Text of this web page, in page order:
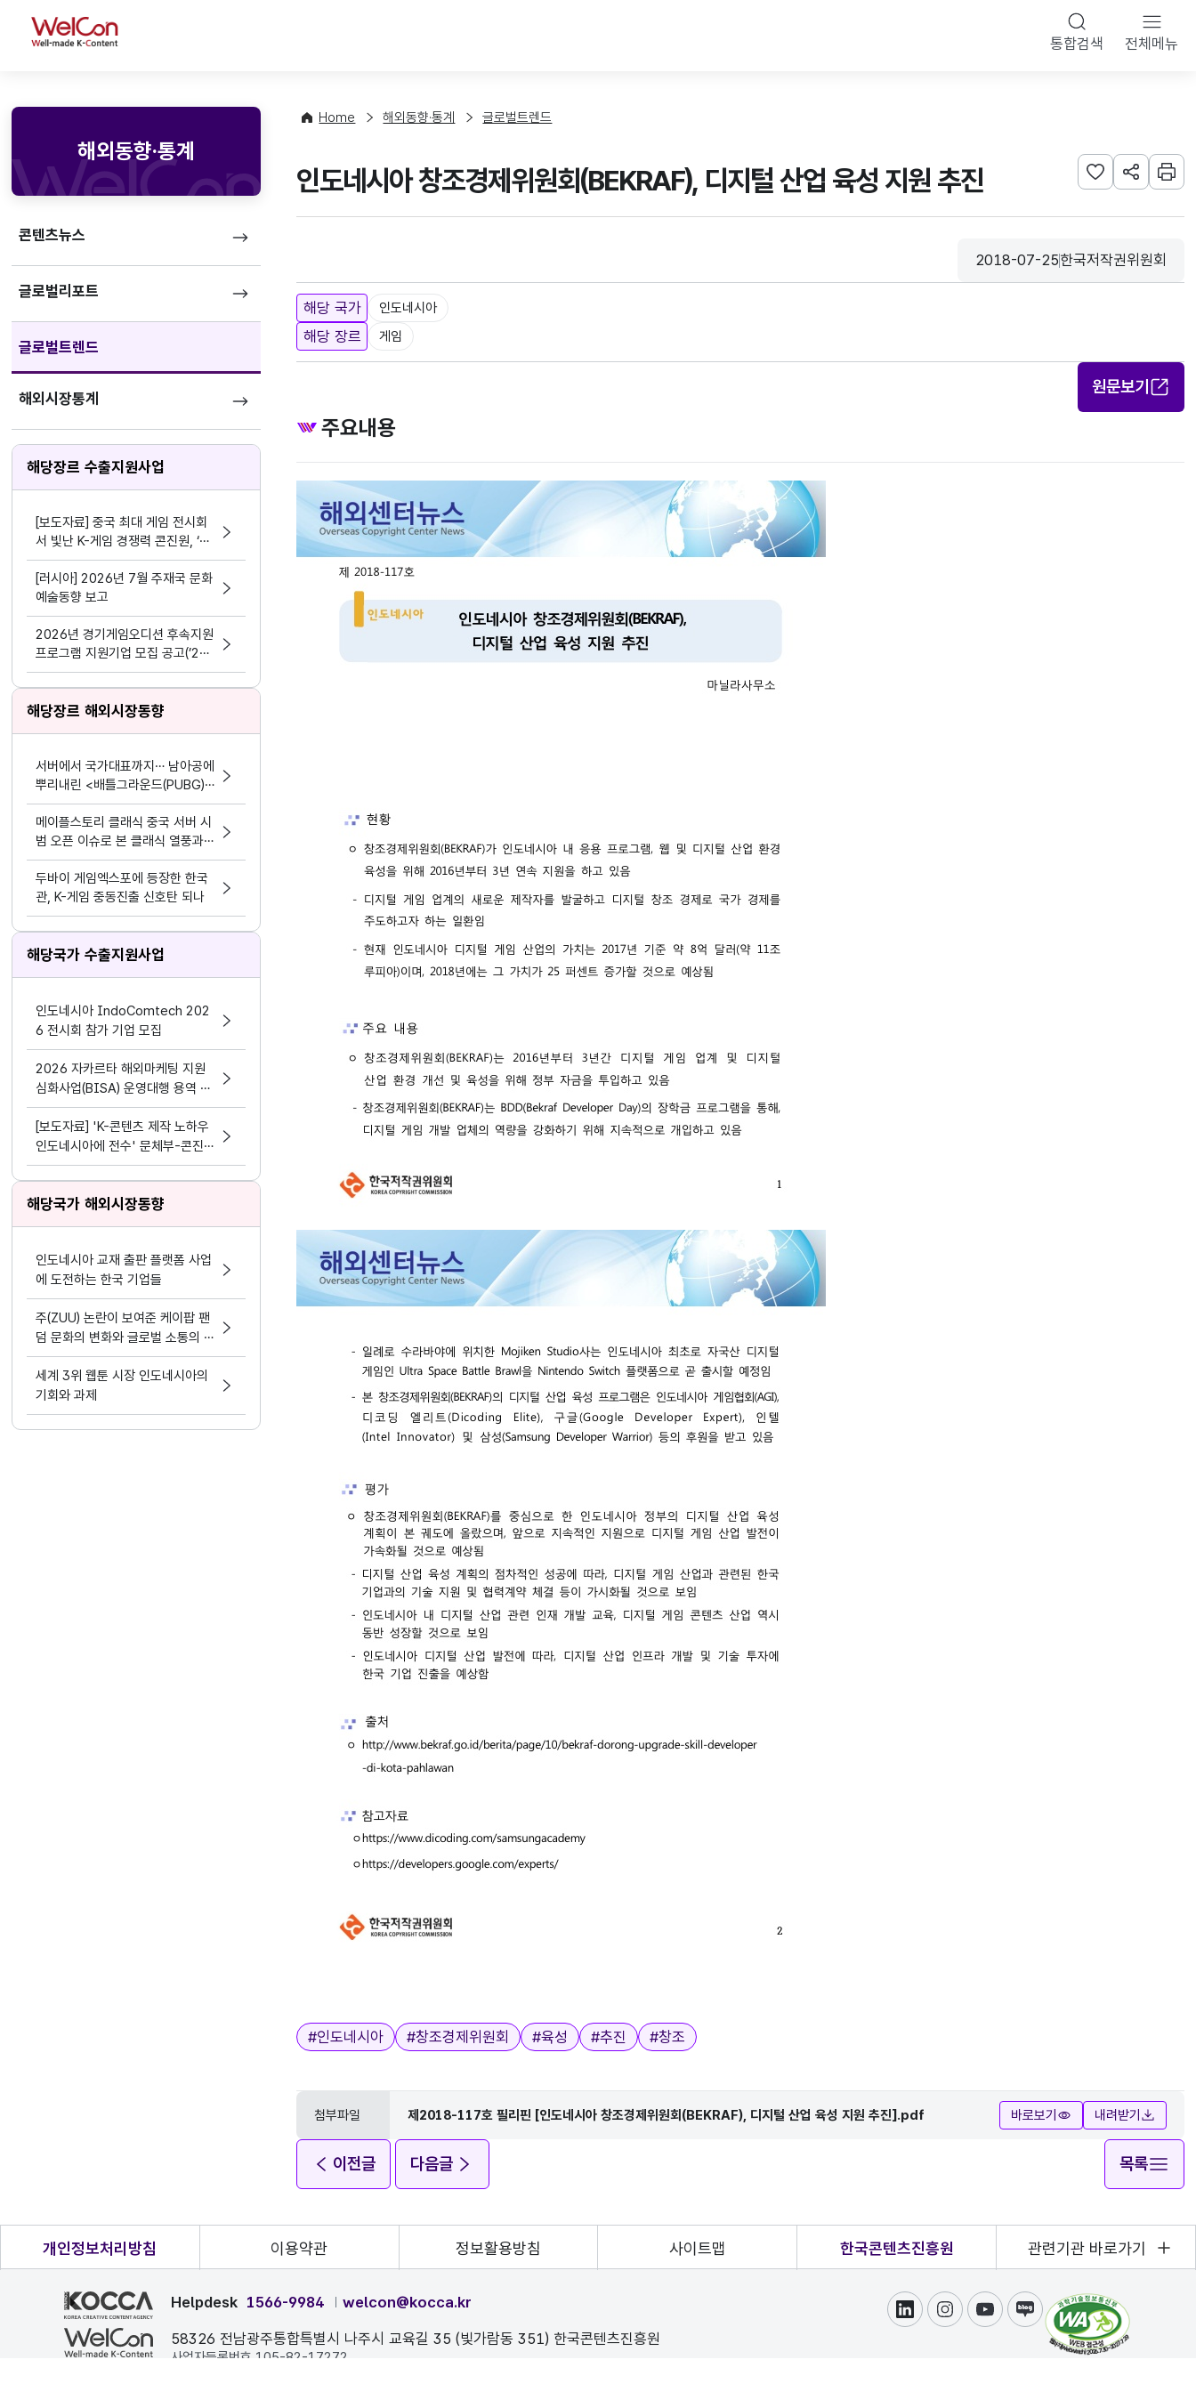
WelCon 통합검색 전체메뉴
해외동향·통계
콘텐츠뉴스
글로벌리포트
글로벌트렌드
해외시장통계
해당장르 수출지원사업
[보도자료] 중국 최대 게임 전시회
서 빛난 K-게임 경쟁력 콘진원, ‘차
이나조이 2026’ 한국공동관 성료
[러시아] 2026년 7월 주재국 문화
예술동향 보고
2026년 경기게임오디션 후속지원
프로그램 지원기업 모집 공고(’24
~’25년 선정기업 대상)
해당장르 해외시장동향
서버에서 국가대표까지… 남아공에
뿌리내린 <배틀그라운드(PUBG)
모바일>
메이플스토리 클래식 중국 서버 시
범 오픈 이슈로 본 클래식 열풍과
시의성
두바이 게임엑스포에 등장한 한국
관, K-게임 중동진출 신호탄 되나
해당국가 수출지원사업
인도네시아 IndoComtech 202
6 전시회 참가 기업 모집
2026 자카르타 해외마케팅 지원
심화사업(BISA) 운영대행 용역 입
찰 공고
[보도자료] 'K-콘텐츠 제작 노하우
인도네시아에 전수' 문체부-콘진
원, 인도네시아 마카사르에 '콘텐
츠 전문인력 양성센터' 개소
해당국가 해외시장동향
인도네시아 교재 출판 플랫폼 사업
에 도전하는 한국 기업들
주(ZUU) 논란이 보여준 케이팝 팬
덤 문화의 변화와 글로벌 소통의 필
요성
세계 3위 웹툰 시장 인도네시아의
기회와 과제
Home 해외동향·통계 글로벌트렌드
인도네시아 창조경제위원회(BEKRAF), 디지털 산업 육성 지원 추진 관심사 등록하기
URL 공유하
인쇄
등록일
2018-07-25
수집기관
한국저작권위원회
해당 국가 인도네시아
해당 장르 게임
원문보기
주요내용
태그
#인도네시아 #창조경제위원회 #육성 #추진 #창조
첨부파일 제2018-117호 필리핀 [인도네시아 창조경제위원회(BEKRAF), 디지털 산업 육성 지원 추진].pdf 바로보기 내려받기
이전글 다음글 목록
개인정보처리방침 이용약관 정보활용방침 사이트맵 한국콘텐츠진흥원 관련기관 바로가기
Helpdesk 1566-9984 welcon@kocca.kr
58326 전남광주통합특별시 나주시 교육길 35 (빛가람동 351) 한국콘텐츠진흥원
사업자등록번호 105-82-17272
링크드인인스타그램
유튜브블로그